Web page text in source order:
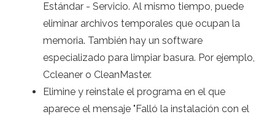
Estándar - Servicio. Al mismo tiempo, puede
eliminar archivos temporales que ocupan la
memoria. También hay un software
especializado para limpiar basura. Por ejemplo,
Ccleaner o CleanMaster.
Elimine y reinstale el programa en el que
aparece el mensaje "Falló la instalación con el